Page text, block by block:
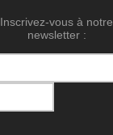
Inscrivez-vous à notre
newsletter :